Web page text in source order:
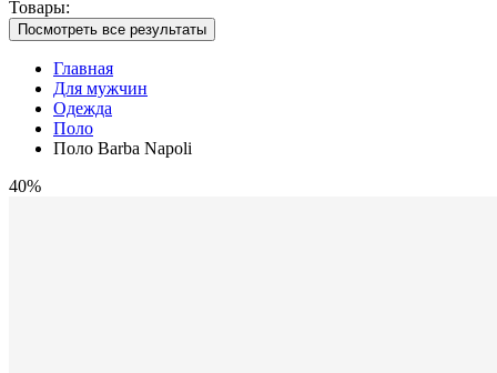
Товары:
Посмотреть все результаты
Главная
Для мужчин
Одежда
Поло
Поло Barba Napoli
40%